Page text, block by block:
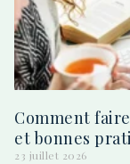
Comment
et bonnes
23 juillet 2026